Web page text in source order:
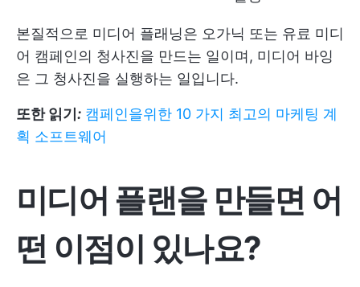
본질적으로 미디어 플래닝은 오가닉 또는 유료 미디
어 캠페인의 청사진을 만드는 일이며, 미디어 바잉
은 그 청사진을 실행하는 일입니다.
또한 읽기 : 캠페인을위한 10 가지 최고의 마케팅 계
획 소프트웨어
미디어 플랜을 만들면 어
떤 이점이 있나요?